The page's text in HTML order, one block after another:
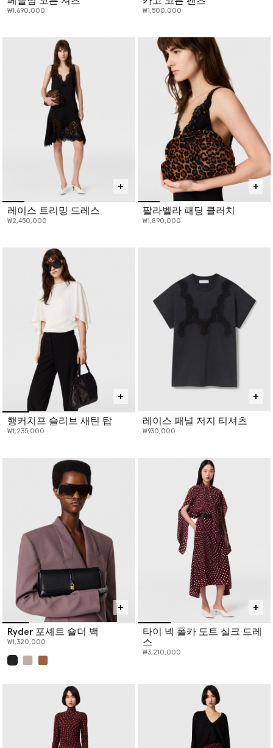
₩1,690,000 ₩1,500,000
레이스 트리밍 드레스
₩2,450,000
팔라벨라 패딩 클러치
₩1,890,000
행커치프 슬리브 새틴 탑
₩1,235,000
레이스 패널 저지 티셔츠
₩930,000
Ryder 포셰트 숄더 백
₩1,320,000
타이 넥 폴카 도트 실크 드레
스
₩3,210,000